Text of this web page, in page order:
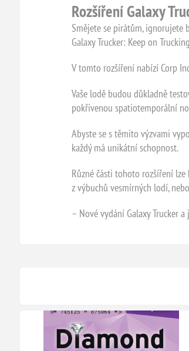
Rozšíření Galaxy
Smějete se pirátům, ignorujete
Galaxy Trucker: Keep on
V tomto rozšíření nabízí Corp
Vaše lodě budou důkladně
pokřivenou spatiotemporální
Abyste se s těmito výzvami
každý má unikátní schopnost.
Různé části tohoto rozšíření
z výbuchů vesmírných lodí,
– Nové vydání Galaxy Trucker